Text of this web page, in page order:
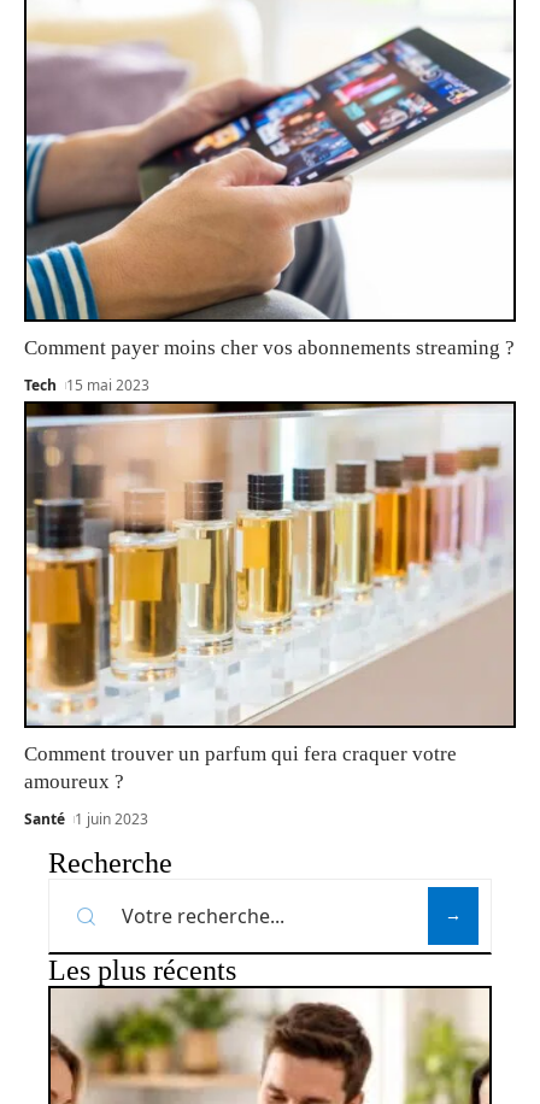
Comment payer moins cher vos abonnements streaming ?
Tech 15 mai 2023
Comment trouver un parfum qui fera craquer votre
amoureux ?
Santé 1 juin 2023
Recherche
Les plus récents